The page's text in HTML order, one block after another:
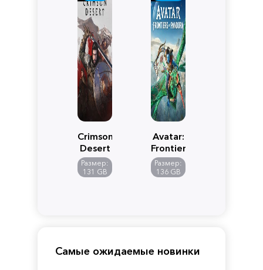
Crimson
Desert
Размер:
131 GB
Avatar:
Frontiers
of
Pandora
Размер:
136 GB
Самые ожидаемые новинки